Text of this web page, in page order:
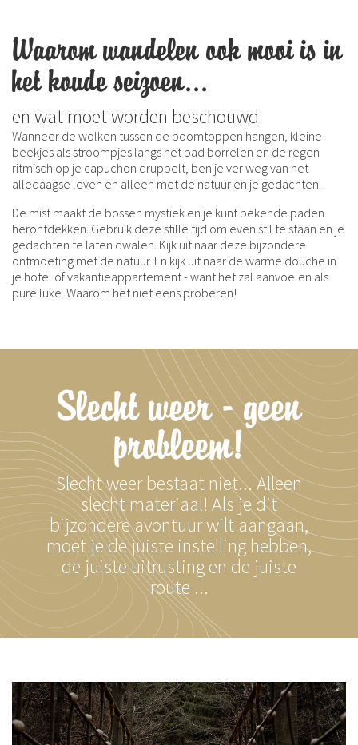
Waarom wandelen ook mooi is in
het koude seizoen...
en wat moet worden beschouwd
Wanneer de wolken tussen de boomtoppen hangen, kleine
beekjes als stroompjes langs het pad borrelen en de regen
ritmisch op je capuchon druppelt, ben je ver weg van het
alledaagse leven en alleen met de natuur en je gedachten.
De mist maakt de bossen mystiek en je kunt bekende paden
herontdekken. Gebruik deze stille tijd om even stil te staan en je
gedachten te laten dwalen. Kijk uit naar deze bijzondere
ontmoeting met de natuur. En kijk uit naar de warme douche in
je hotel of vakantieappartement - want het zal aanvoelen als
pure luxe. Waarom het niet eens proberen!
Slecht weer - geen
probleem!
Slecht weer bestaat niet... Alleen
slecht materiaal! Als je dit
bijzondere avontuur wilt aangaan,
moet je de juiste instelling hebben,
de juiste uitrusting en de juiste
route ...